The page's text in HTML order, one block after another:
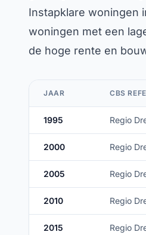
Instapklare woningen
woningen met een
de hoge rente en
JAAR CBS
1995 Regio
2000 Regio
2005 Regio
2010 Regio
2015 Regio